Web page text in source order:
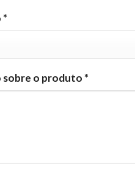
*
sobre o produto*